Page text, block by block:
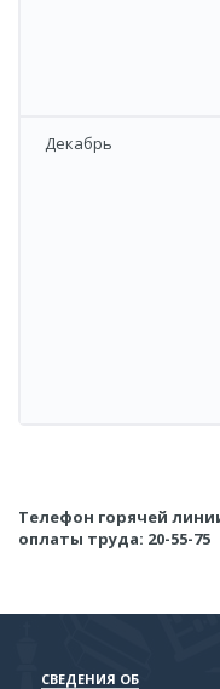
​Декабрь
Телефон горячей
оплаты труда: 20-55-75
СВЕДЕНИЯ ОБ